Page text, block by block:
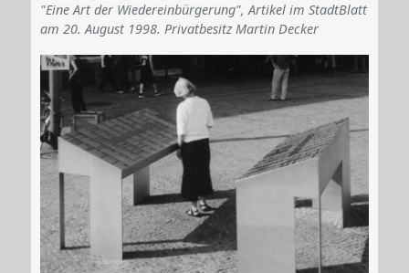
"Eine Art der Wiedereinbürgerung", Artikel im StadtBlatt
am 20. August 1998. Privatbesitz Martin Decker